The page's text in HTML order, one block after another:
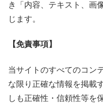
き「内容、テキスト、画
じます。
【免責事項】
当サイトのすべてのコン
な限り正確な情報を掲載
しも正確性・信頼性等を